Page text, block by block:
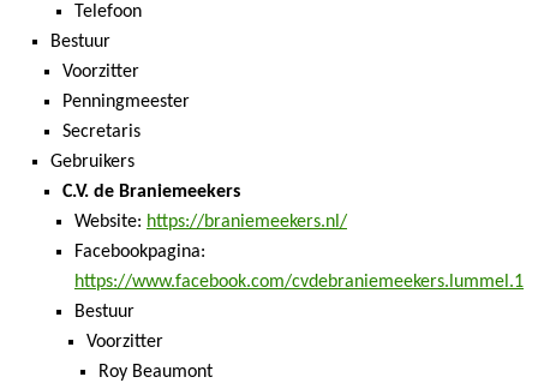
Telefoon
Bestuur
Voorzitter
Penningmeester
Secretaris
Gebruikers
C.V. de Braniemeekers
Website: https://braniemeekers.nl/
Facebookpagina:
https://www.facebook.com/cvdebraniemeekers.lummel.1
Bestuur
Voorzitter
Roy Beaumont